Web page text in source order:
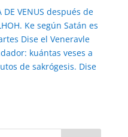
VENUS después de
Ke según Satán es
Dise el Veneravle
kuántas veses a
de sakrógesis. Dise